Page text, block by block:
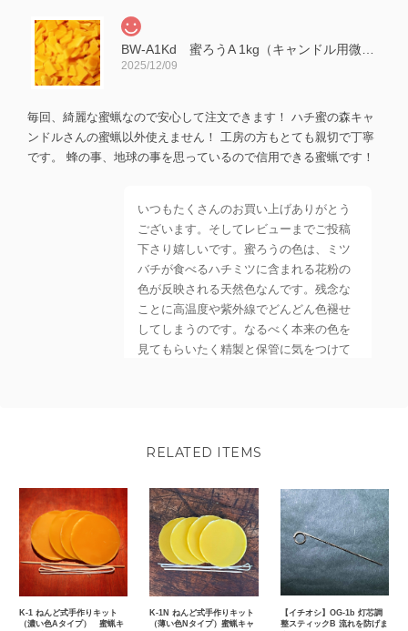
BW-A1Kd 蜜ろうA 1kg（キャンドル用微細濾過済み・灯芯6m付ディップ式材料・東北産）
2025/12/09
毎回、綺麗な蜜蝋なので安心して注文できます！ ハチ蜜の森キャ
ンドルさんの蜜蝋以外使えません！ 工房の方もとても親切で丁寧
です。 蜂の事、地球の事を思っているので信用できる蜜蝋です！
いつもたくさんのお買い上げありがとう
ございます。そしてレビューまでご投稿
下さり嬉しいです。蜜ろうの色は、ミツ
バチが食べるハチミツに含まれる花粉の
色が反映される天然色なんです。残念な
ことに高温度や紫外線でどんどん色褪せ
してしまうのです。なるべく本来の色を
見てもらいたく精製と保管に気をつけて
2025/11/11
綺麗な蜜蝋が届きました。お忙しい中、ご対応いただき、ありが
とうございました。
お買い上げそしてご投稿、感謝いたしま
RELATED ITEMS
K-1 ねんど式手作りキット
（濃い色Aタイプ） 蜜蝋キ
K-1N ねんど式手作りキット
（薄い色Nタイプ）蜜蝋キャ
【イチオシ】OG-1b 灯芯調
整スティックB 流れを防げま